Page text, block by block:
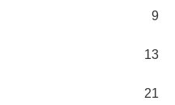
9
13
21